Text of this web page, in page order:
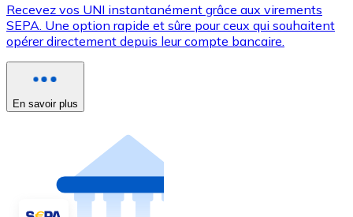
Recevez vos UNI instantanément grâce aux virements
SEPA. Une option rapide et sûre pour ceux qui souhaitent
opérer directement depuis leur compte bancaire.
En savoir plus